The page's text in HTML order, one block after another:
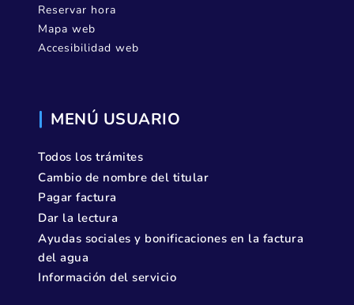
Reservar hora
Mapa web
Accesibilidad web
MENÚ USUARIO
Todos los trámites
Cambio de nombre del titular
Pagar factura
Dar la lectura
Ayudas sociales y bonificaciones en la factura
del agua
Información del servicio